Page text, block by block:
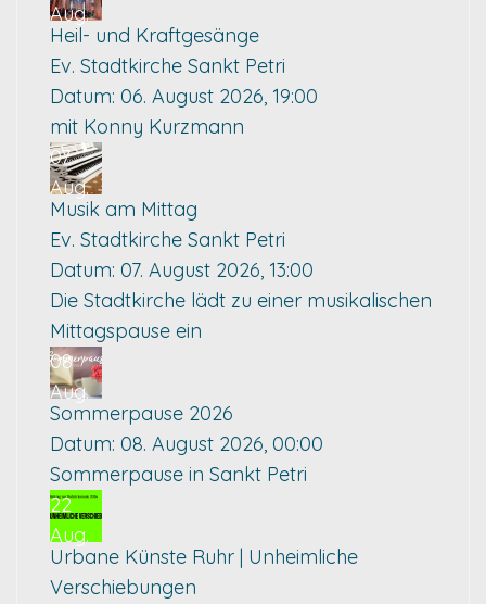
Aug.
Heil- und Kraftgesänge
Ev. Stadtkirche Sankt Petri
Datum: 06. August 2026, 19:00
mit Konny Kurzmann
07
Aug.
Musik am Mittag
Ev. Stadtkirche Sankt Petri
Datum: 07. August 2026, 13:00
Die Stadtkirche lädt zu einer musikalischen
Mittagspause ein
08
Aug.
Sommerpause 2026
Datum: 08. August 2026, 00:00
Sommerpause in Sankt Petri
22
Aug.
Urbane Künste Ruhr | Unheimliche
Verschiebungen